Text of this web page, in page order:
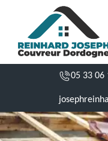
05 33 06